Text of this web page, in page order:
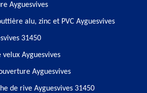
Ayguesvives
alu, zinc et PVC Ayguesvives
31450
Ayguesvives
Ayguesvives
de rive Ayguesvives 31450